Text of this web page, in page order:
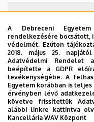
Nincs
A Debreceni
rendelkezésére bocsátott,
védelmét. Ezúton
2018. május 25.
Adatvédelmi Rendelet
beépítette a GDPR
tevékenységébe. A
Egyetem korábban is
érvényben lévő
követve frissítettük
alábbi linkre kattintva
Kancellária WAV Központ